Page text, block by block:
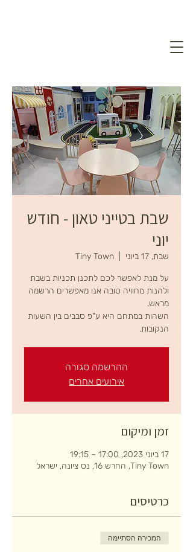
שבת בטייני טאון - חודש
יוני
שבת, 17 ביוני Tiny Town
על מנת לאפשר לכם לתכנן תכניות בשבת
ולהנות מחוויה טובה אנו מאפשרים הרשמה
השהות במתחם היא ע"פ סבבים בין השעות
הנקובות.
ההרשמה סגורה
אירועים אחרים
זמן ומיקום
17 ביוני 2023, 17:00 – 19:15
Tiny Town, החרש 16, נס ציונה, ישראל
כרטיסים
המכירה הסתיימה